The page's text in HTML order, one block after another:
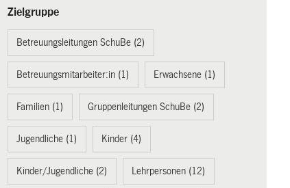
Zielgruppe
Betreuungsleitungen SchuBe (2)
Betreuungsmitarbeiter:in (1) Erwachsene (1)
Familien (1) Gruppenleitungen SchuBe (2)
Jugendliche (1) Kinder (4)
Kinder/Jugendliche (2) Lehrpersonen (12)